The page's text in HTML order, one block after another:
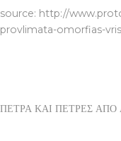
source: http://
provlimata-omorfias-
ΠΕΤΡΑ ΚΑΙ ΠΕΤΡΕΣ ΑΠΟ